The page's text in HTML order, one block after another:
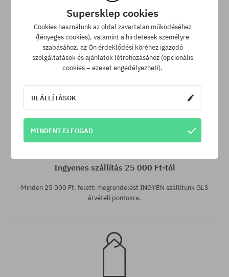
Elérhető méretek:
SuperClub hűségprogram
SuperClub hűségprogramunknak köszönhetően minden olyan
vásárlás után, amire nem jár kedvezmény, a számládon a
vásárlás összegétől függően akár a végösszeg 12%-át jóváírjuk!
Ingyenes szállítás 25 000 Ft-tól
Minden 25 000 Ft. feletti megrendelést INGYEN szállítunk GLS
átvételi pontokra.
Supersklep cookies
Cookies használunk az oldal zavartalan működéséhez
(lényeges cookies), valamint a hirdetések személyre
szabásához, az Ön érdeklődési köréhez igazodó
szolgáltatások és ajánlatok létrehozásához (opcionális
cookies – ezeket engedélyezheti).
BEÁLLÍTÁSOK
MINDENT ELFOGAD